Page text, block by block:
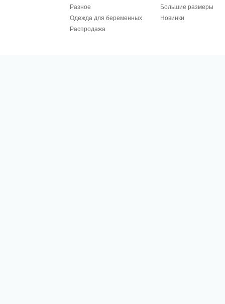
Разное
Большие размеры
Одежда для беременных
Новинки
Распродажа